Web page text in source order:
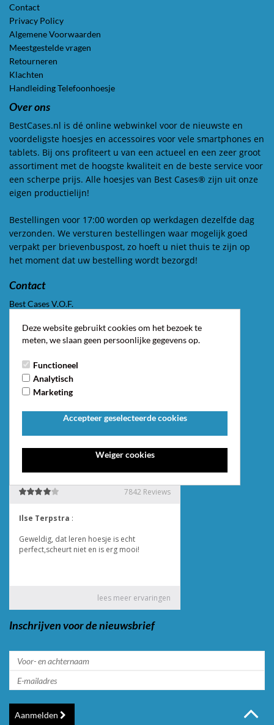
Contact
Privacy Policy
Algemene Voorwaarden
Meestgestelde vragen
Retourneren
Klachten
Handleiding Telefoonhoesje
Over ons
BestCases.nl is dé online webwinkel voor de nieuwste en
voordeligste hoesjes en accessoires voor vele smartphones en
tablets. Bij ons profiteert u van een actueel en een zeer groot
assortiment met de hoogste kwaliteit en de beste service voor
een scherpe prijs. Alle hoesjes van Best Cases® zijn uit onze
eigen productielijn!
Bestellingen voor 17:00 worden op werkdagen dezelfde dag
verzonden. We versturen bestellingen waar mogelijk goed
verpakt per brievenbuspost, zo hoeft u niet thuis te zijn op
het moment dat uw bestelling wordt bezorgd!
Contact
Best Cases V.O.F.
3641 SB Mijdrecht
E-mail: klantenservice@bestcases.nl
KvK nummer: 70589631
BTW nummer: NL 858385557B01
Inschrijven voor de nieuwsbrief
Aanmelden
Deze website gebruikt cookies om het bezoek te
meten, we slaan geen persoonlijke gegevens op.
Functioneel
Analytisch
Marketing
Accepteer geselecteerde cookies
Weiger cookies